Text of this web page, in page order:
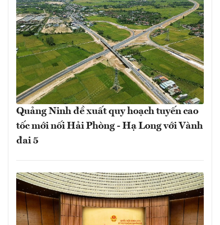
Quảng Ninh đề xuất quy hoạch tuyến cao
tốc mới nối Hải Phòng - Hạ Long với Vành
đai 5